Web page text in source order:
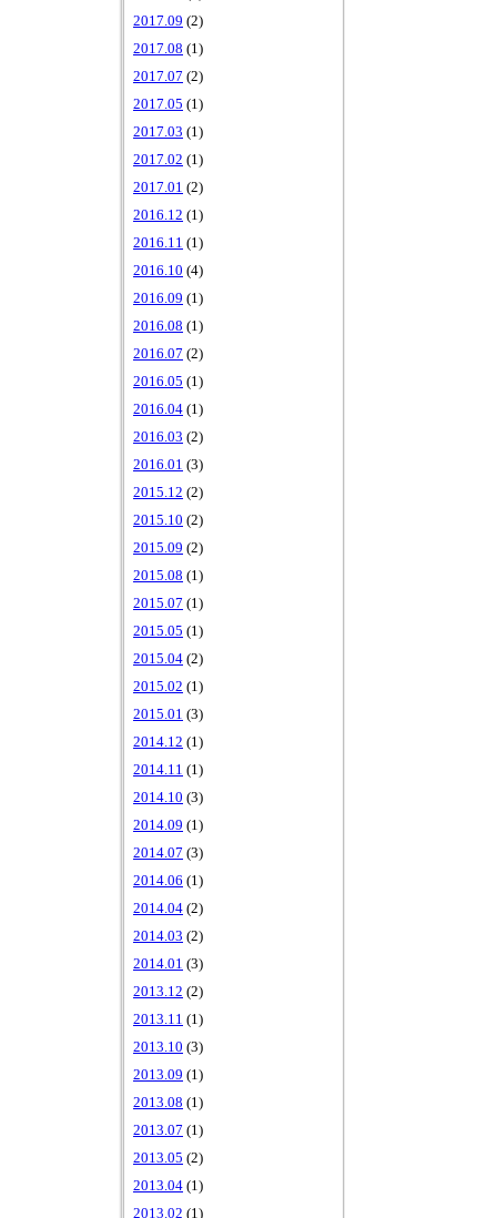
2017.09 (2)
2017.08 (1)
2017.07 (2)
2017.05 (1)
2017.03 (1)
2017.02 (1)
2017.01 (2)
2016.12 (1)
2016.11 (1)
2016.10 (4)
2016.09 (1)
2016.08 (1)
2016.07 (2)
2016.05 (1)
2016.04 (1)
2016.03 (2)
2016.01 (3)
2015.12 (2)
2015.10 (2)
2015.09 (2)
2015.08 (1)
2015.07 (1)
2015.05 (1)
2015.04 (2)
2015.02 (1)
2015.01 (3)
2014.12 (1)
2014.11 (1)
2014.10 (3)
2014.09 (1)
2014.07 (3)
2014.06 (1)
2014.04 (2)
2014.03 (2)
2014.01 (3)
2013.12 (2)
2013.11 (1)
2013.10 (3)
2013.09 (1)
2013.08 (1)
2013.07 (1)
2013.05 (2)
2013.04 (1)
2013.02 (1)